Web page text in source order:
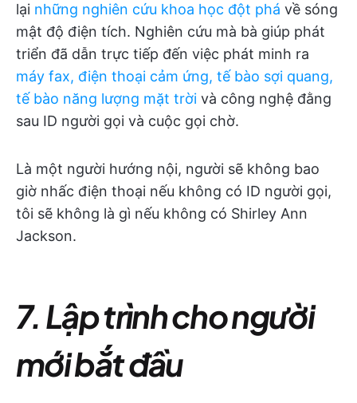
lại những nghiên cứu khoa học đột phá về sóng
mật độ điện tích. Nghiên cứu mà bà giúp phát
triển đã dẫn trực tiếp đến việc phát minh ra
máy fax, điện thoại cảm ứng, tế bào sợi quang,
tế bào năng lượng mặt trời và công nghệ đằng
sau ID người gọi và cuộc gọi chờ.
Là một người hướng nội, người sẽ không bao
giờ nhấc điện thoại nếu không có ID người gọi,
tôi sẽ không là gì nếu không có Shirley Ann
Jackson.
7. Lập trình cho người
mới bắt đầu